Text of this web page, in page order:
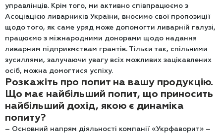
управлінців. Крім того, ми активно співпрацюємо з
Асоціацією ливарників України, вносимо свої пропозиції
щодо того, як саме уряд може допомогти ливарній галузі,
працюємо з міжнародними донорами щодо надання
ливарним підприємствам грантів. Тільки так, спільними
зусиллями, залучаючи увагу всіх можливих зацікавлених
осіб, можна домогтися успіху.
Розкажіть про попит на вашу продукцію.
Що має найбільший попит, що приносить
найбільший дохід, якою є динаміка
попиту?
– Основний напрям діяльності компанії «Укрфаворит» –